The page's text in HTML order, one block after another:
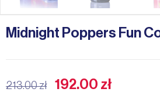
Midnight Poppers Fun
213.00zł 192.00 zł